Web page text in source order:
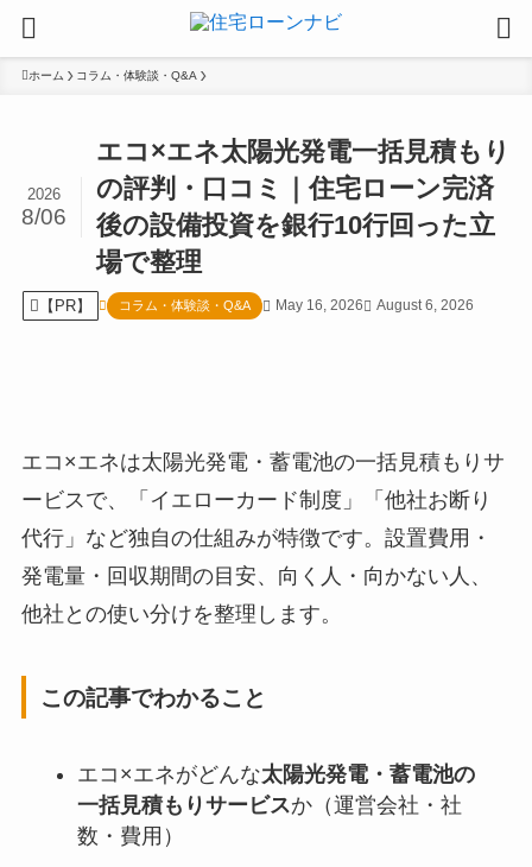
ホーム コラム・体験談・Q&A
エコ×エネ太陽光発電一括見積もり
の評判・口コミ｜住宅ローン完済
後の設備投資を銀行10行回った立
場で整理
2026
8/06
【PR】 コラム・体験談・Q&A May 16, 2026 August 6, 2026
エコ×エネは太陽光発電・蓄電池の一括見積もりサ
ービスで、「イエローカード制度」「他社お断り
代行」など独自の仕組みが特徴です。設置費用・
発電量・回収期間の目安、向く人・向かない人、
他社との使い分けを整理します。
この記事でわかること
エコ×エネがどんな太陽光発電・蓄電池の
一括見積もりサービスか（運営会社・社
数・費用）